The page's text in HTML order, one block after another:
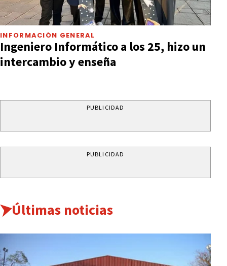
INFORMACIÓN GENERAL
Ingeniero Informático a los 25, hizo un
intercambio y enseña
PUBLICIDAD
PUBLICIDAD
Últimas noticias